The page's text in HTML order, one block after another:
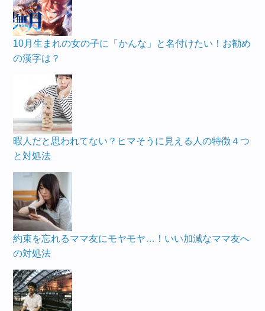
10月生まれの女の子に「かんな」と名付けたい！お勧め
の漢字は？
暇人だと思われてない？ヒマそうに見える人の特徴４つ
と対処法
約束を忘れるママ友にモヤモヤ…！いい加減なママ友へ
の対処法